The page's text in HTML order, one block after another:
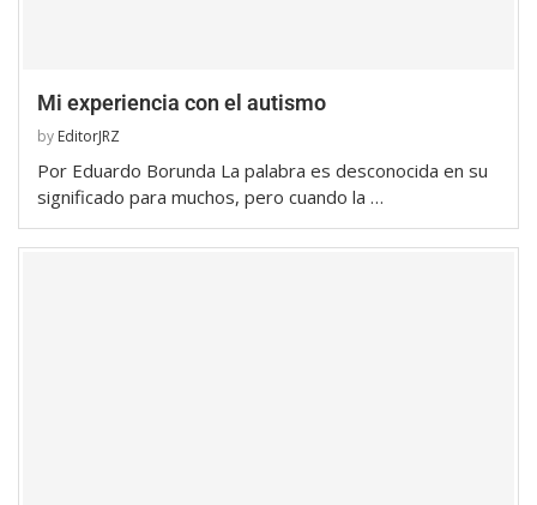
Mi experiencia con el autismo
by EditorJRZ
Por Eduardo Borunda La palabra es desconocida en su
significado para muchos, pero cuando la …